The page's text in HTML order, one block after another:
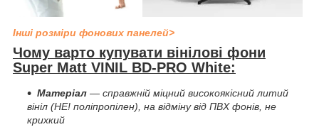
Інші розміри фонових панелей>
Чому варто купувати вінілові фони
Super Matt VINIL BD-PRO White:
Матеріал — справжній міцний високоякісний литий
вініл (НЕ! поліпропілен), на відміну від ПВХ фонів, не
крихкий